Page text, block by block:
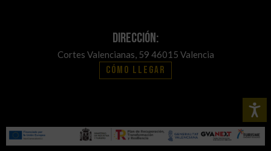
Dirección:
Cortes Valencianas, 59 46015 Valencia
Cómo llegar